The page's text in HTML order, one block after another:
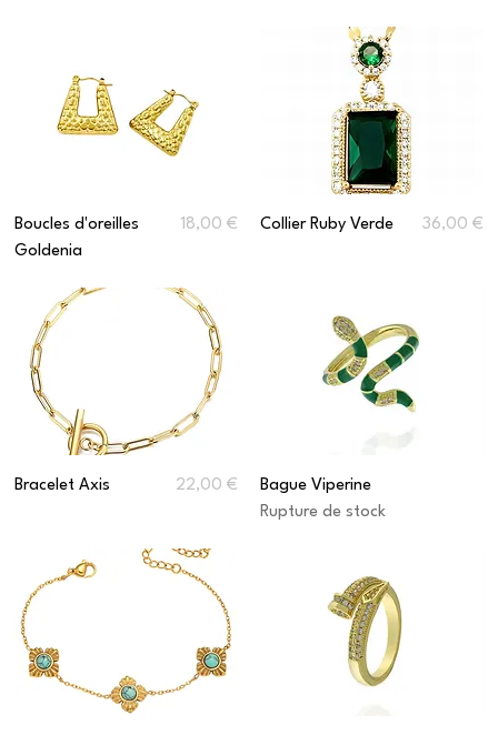
Boucles d'oreilles
Goldenia
Prix
18,00 € Collier Ruby Verde Prix
36,00 €
Bracelet Axis Prix
22,00 €
Bague Viperine
Rupture de stock